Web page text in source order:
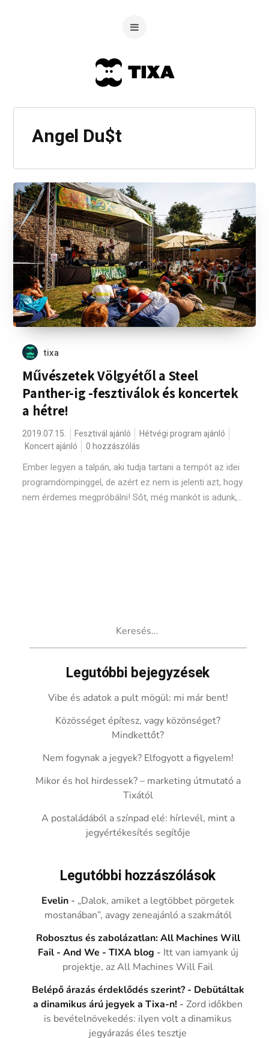
Angel Du$t
tixa
Művészetek Völgyétől a Steel
Panther-ig -fesztiválok és koncertek
a hétre!
2019.07.15. Fesztivál ajánló
Hétvégi program ajánló
Koncert ajánló
0 hozzászólás
Ember legyen a talpán, aki tudja tartani a tempót az idei
programdömpinggel, de azért ez nem is jelenti azt, hogy
nem érdemes megpróbálni! Sőt, még mankót is adunk,...
Legutóbbi bejegyzések
Vibe és adatok a pult mögül: mi már bent!
Közösséget építesz, vagy közönséget?
Mindkettőt?
Nem fogynak a jegyek? Elfogyott a figyelem!
Mikor és hol hirdessek? – marketing útmutató a
Tixától
A postaládából a színpad elé: hírlevél, mint a
jegyértékesítés segítője
Legutóbbi hozzászólások
Evelin - „Dalok, amiket a legtöbbet pörgetek
mostanában”, avagy zeneajánló a szakmától
Robosztus és zabolázatlan: All Machines Will
Fail - And We - TIXA blog - Itt van iamyank új
projektje, az All Machines Will Fail
Belépő árazás érdeklődés szerint? - Debütáltak
a dinamikus árú jegyek a Tixa-n! -Zord időkben
is bevételnövekedés: ilyen volt a dinamikus
jegyárazás éles tesztje